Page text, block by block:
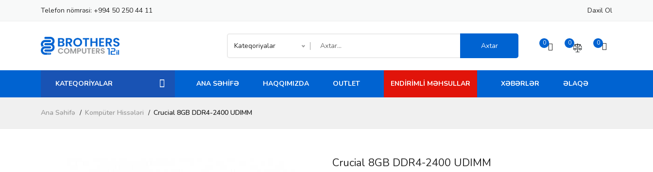
Telefon nömrəsi: +994 50 250 44 11 Daxil Ol
Kateqoriyalar Axtar 0 0 0
KATEQORİYALAR ANA SƏHIFƏ HAQQIMIZDA OUTLET ENDIRIMLI MƏHSULLAR XƏBƏRLƏR ƏLAQƏ
Ana Səhifə Kompüter Hissələri Crucial 8GB DDR4-2400 UDIMM
Crucial 8GB DDR4-2400 UDIMM